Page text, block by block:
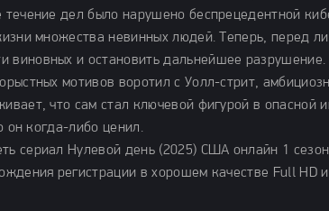
течение дел было нарушено беспрецедентной
множества невинных людей. Теперь, перед
и остановить дальнейшее разрушение.
мотивов воротил с Уолл-стрит,
что сам стал ключевой фигурой в опасной
он когда-либо ценил.
сериал Нулевой день (2025) США онлайн 1
регистрации в хорошем качестве Full HD